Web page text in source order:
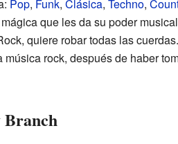
Pop, Funk, Clásica, Techno,
que les da su poder
quiere robar todas las
rock, después de haber
Branch